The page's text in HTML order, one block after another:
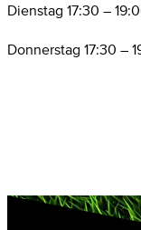
Dienstag 17:30 –
Donnerstag 17:30 –